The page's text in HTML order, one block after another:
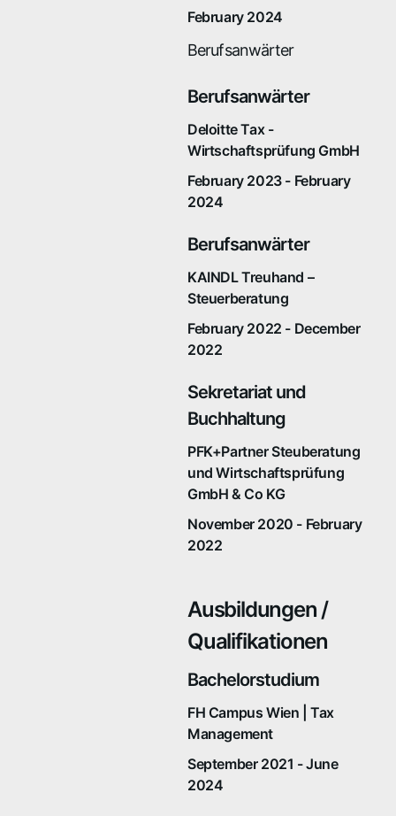
February 2024
Berufsanwärter
Berufsanwärter
Deloitte Tax -
Wirtschaftsprüfung GmbH
February 2023 - February
2024
Berufsanwärter
KAINDL Treuhand –
Steuerberatung
February 2022 - December
2022
Sekretariat und
Buchhaltung
PFK+Partner Steuberatung
und Wirtschaftsprüfung
GmbH & Co KG
November 2020 - February
2022
Ausbildungen /
Qualifikationen
Bachelorstudium
FH Campus Wien | Tax
Management
September 2021 - June
2024